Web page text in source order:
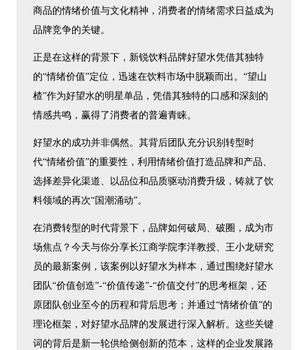
商品的情绪价值与文化精神，消费者的情绪需求日益成为
品牌竞争的关键。
正是在这样的背景下，新锐饮料品牌好望水凭借其独特
的“情绪价值”定位，迅速在饮料市场中脱颖而出。“望山
楂”作为好望水的明星单品，凭借其独特的口感和深刻的
情感共鸣，赢得了消费者的普遍青睐。
好望水的成功并非偶然。其背后团队充分识别转型时
代“情绪价值”的重要性，利用情绪价值打造品牌和产品、
选择差异化渠道、以品位和品质驱动消费升级，铸就了饮
料领域的再次“国潮涌动”。
在消费转型的时代背景下，品牌如何破局、破圈，成为市
场焦点？今天与你分享长江商学院李洋教授、王小龙研究
员的最新案例，该案例以好望水为样本，通过围绕好望水
团队“价值创造”-“价值传递”-“价值交付”的思考框架，还
原团队创业至今的历程和背后思考；并通过“情绪价值”的
理论框架，对好望水品牌的发展进行深入解析。这些关键
词的背后是新一轮供给侧创新的范本，这样的企业发展路